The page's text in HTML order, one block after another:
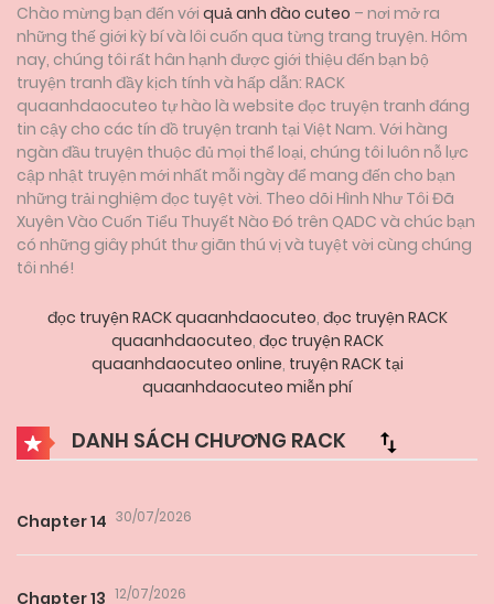
Chào mừng bạn đến với quả anh đào cuteo – nơi mở ra
những thế giới kỳ bí và lôi cuốn qua từng trang truyện. Hôm
nay, chúng tôi rất hân hạnh được giới thiệu đến bạn bộ
truyện tranh đầy kịch tính và hấp dẫn: RACK
quaanhdaocuteo tự hào là website đọc truyện tranh đáng
tin cậy cho các tín đồ truyện tranh tại Việt Nam. Với hàng
ngàn đầu truyện thuộc đủ mọi thể loại, chúng tôi luôn nỗ lực
cập nhật truyện mới nhất mỗi ngày để mang đến cho bạn
những trải nghiệm đọc tuyệt vời. Theo dõi Hình Như Tôi Đã
Xuyên Vào Cuốn Tiểu Thuyết Nào Đó trên QADC và chúc bạn
có những giây phút thư giãn thú vị và tuyệt vời cùng chúng
tôi nhé!
đọc truyện RACK quaanhdaocuteo, đọc truyện RACK
quaanhdaocuteo, đọc truyện RACK
quaanhdaocuteo online, truyện RACK tại
quaanhdaocuteo miễn phí
DANH SÁCH CHƯƠNG RACK
Chapter 14 30/07/2026
Chapter 13 12/07/2026